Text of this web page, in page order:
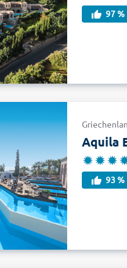
97 %
Aquila
93 %